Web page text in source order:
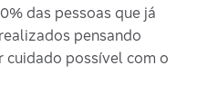
das pessoas que já
pensando
cuidado possível com o